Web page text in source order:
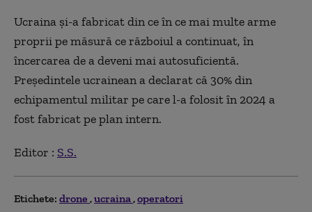
Ucraina și-a fabricat din ce în ce mai multe arme
proprii pe măsură ce războiul a continuat, în
încercarea de a deveni mai autosuficientă.
Președintele ucrainean a declarat că 30% din
echipamentul militar pe care l-a folosit în 2024 a
fost fabricat pe plan intern.
Editor : S.S.
Etichete: drone ucraina operatori